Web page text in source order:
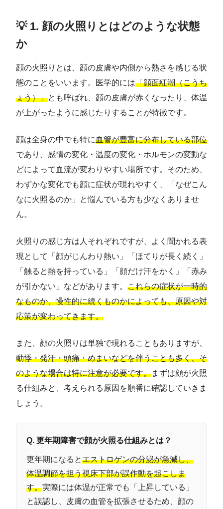
💡 1. 顔の火照りとはどのような状態
か
顔の火照りとは、顔の皮膚や内側から熱さを感じる状
態のことをいいます。医学的には「顔面紅潮（こうち
ょう）」とも呼ばれ、顔の皮膚が赤くなったり、体温
が上がったように感じたりすることが特徴です。
顔は全身の中でも特に血管が豊富に分布している部位
であり、感情の変化・温度の変化・ホルモンの変動な
どによって血流が変わりやすい場所です。そのため、
わずかな変化でも顔に症状が現れやすく、「なぜこん
なに火照るのか」と悩んでいる方も少なくありませ
ん。
火照りの感じ方は人それぞれですが、よく聞かれる表
現として「顔がじんわり熱い」「ほてりが長く続く」
「触ると熱を持っている」「顔だけ汗をかく」「赤み
が引かない」などがあります。 これらの症状が一時的
なものか、慢性的に続くものかによっても、原因や対
応策が変わってきます。
また、顔の火照りは単独で現れることもありますが、
動悸・発汗・頭痛・めまいなどを伴うことも多く、そ
のような場合は特に注意が必要です。まずは顔が火照
る仕組みと、考えられる原因を順番に確認していきま
しょう。
Q. 更年期障害で顔が火照る仕組みとは？
更年期になるとエストロゲンの分泌が急減し、
体温調節を担う視床下部が誤作動を起こしま
す。実際には体温が正常でも「上昇している」
と誤認し、皮膚の血管を拡張させるため、顔の